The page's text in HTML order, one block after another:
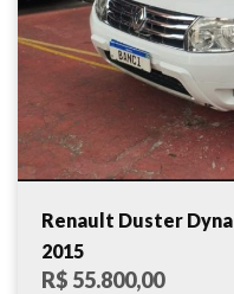
Renault Duster
2015
R$ 55.800,00